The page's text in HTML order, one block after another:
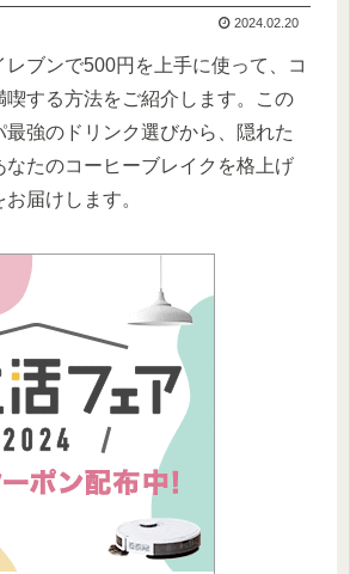
2024.02.20
レブンで500円を上手に使って、コ
喫する方法をご紹介します。この
強のドリンク選びから、隠れた
なたのコーヒーブレイクを格上げ
届けします。